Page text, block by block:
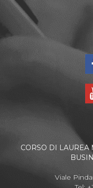
CORSO DI LAUREA
Viale